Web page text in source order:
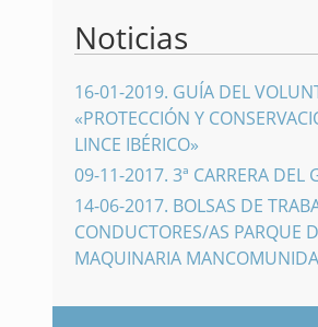
Noticias
16-01-2019. GUÍA DEL
«PROTECCIÓN Y
LINCE IBÉRICO»
09-11-2017. 3ª CARRERA DEL
14-06-2017. BOLSAS DE
CONDUCTORES/AS PARQUE
MAQUINARIA